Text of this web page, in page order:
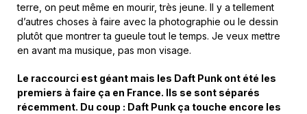
terre, on peut même en mourir, très jeune. Il y a tellement
d’autres choses à faire avec la photographie ou le dessin
plutôt que montrer ta gueule tout le temps. Je veux mettre
en avant ma musique, pas mon visage.
Le raccourci est géant mais les Daft Punk ont été les
premiers à faire ça en France. Ils se sont séparés
récemment. Du coup : Daft Punk ça touche encore les